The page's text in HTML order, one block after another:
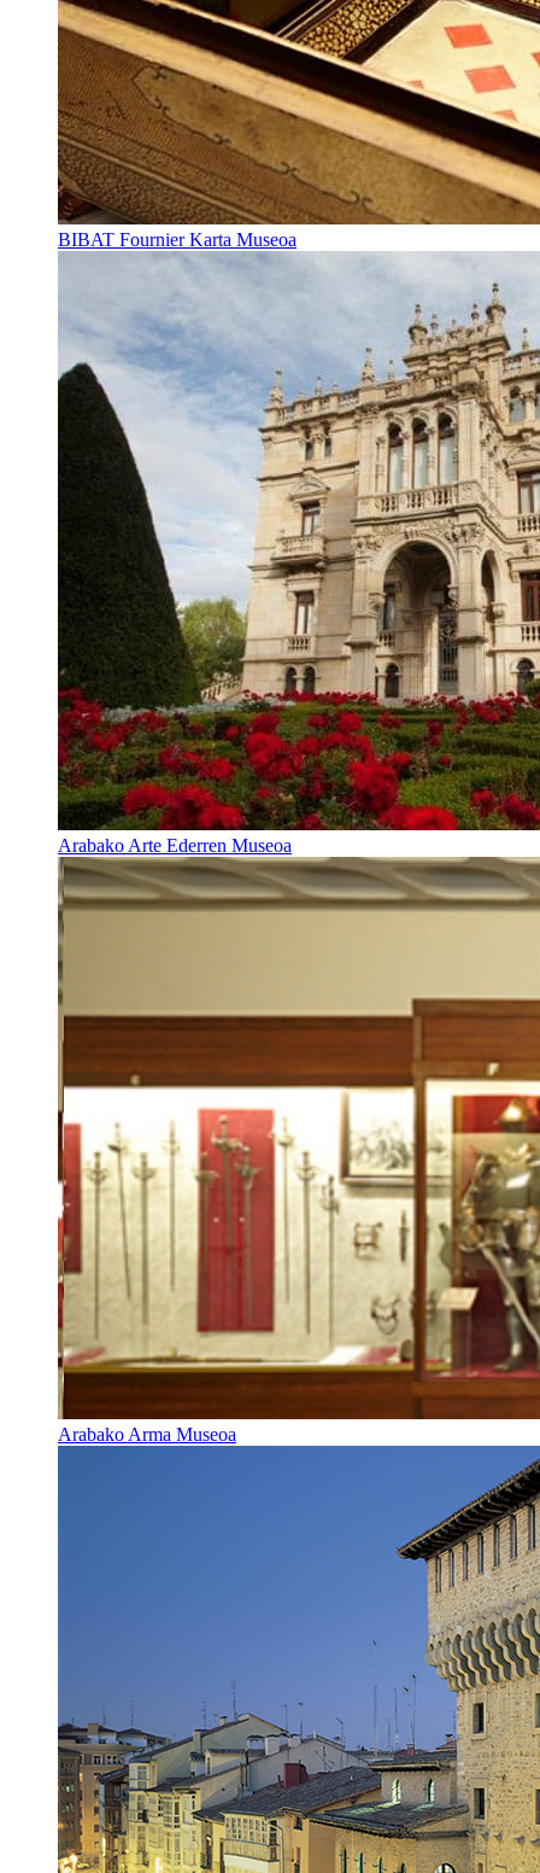
BIBAT Fournier Karta Museoa
Arabako Arte Ederren Museoa
Arabako Arma Museoa